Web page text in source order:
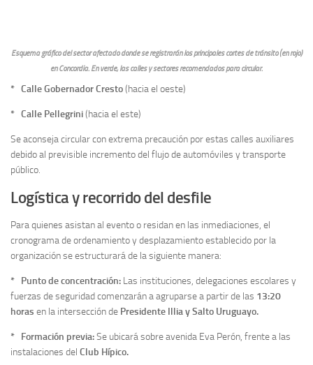
Esquema gráfico del sector afectado donde se registrarán los principales cortes de tránsito (en rojo)
en Concordia. En verde, las calles y sectores recomendados para circular.
* Calle Gobernador Cresto(hacia el oeste)
* Calle Pellegrini(hacia el este)
Se aconseja circular con extrema precaución por estas calles auxiliares
debido al previsible incremento del flujo de automóviles y transporte
público.
Logística y recorrido del desfile
Para quienes asistan al evento o residan en las inmediaciones, el
cronograma de ordenamiento y desplazamiento establecido por la
organización se estructurará de la siguiente manera:
* Punto de concentración: Las instituciones, delegaciones escolares y
fuerzas de seguridad comenzarán a agruparse a partir de las 13:20
horas en la intersección de Presidente Illia y Salto Uruguayo.
* Formación previa:Se ubicará sobre avenida Eva Perón, frente a las
instalaciones del Club Hípico.